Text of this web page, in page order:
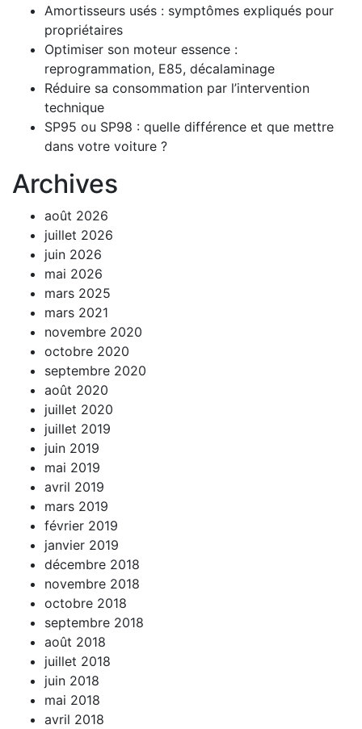
Amortisseurs usés : symptômes expliqués pour
propriétaires
Optimiser son moteur essence :
reprogrammation, E85, décalaminage
Réduire sa consommation par l’intervention
technique
SP95 ou SP98 : quelle différence et que mettre
dans votre voiture ?
Archives
août 2026
juillet 2026
juin 2026
mai 2026
mars 2025
mars 2021
novembre 2020
octobre 2020
septembre 2020
août 2020
juillet 2020
juillet 2019
juin 2019
mai 2019
avril 2019
mars 2019
février 2019
janvier 2019
décembre 2018
novembre 2018
octobre 2018
septembre 2018
août 2018
juillet 2018
juin 2018
mai 2018
avril 2018